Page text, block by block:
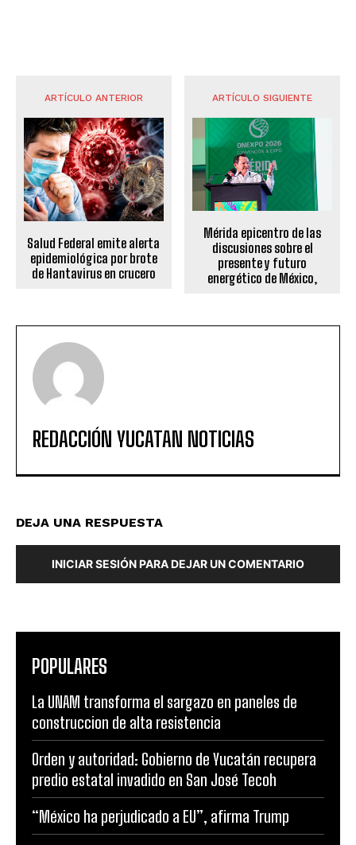
ARTÍCULO ANTERIOR
Salud Federal emite alerta
epidemiológica por brote
de Hantavirus en crucero
ARTÍCULO SIGUIENTE
Mérida epicentro de las
discusiones sobre el
presente y futuro
energético de México,
REDACCIÓN YUCATAN NOTICIAS
DEJA UNA RESPUESTA
INICIAR SESIÓN PARA DEJAR UN COMENTARIO
POPULARES
La UNAM transforma el sargazo en paneles de
construccion de alta resistencia
Orden y autoridad: Gobierno de Yucatán recupera
predio estatal invadido en San José Tecoh
“México ha perjudicado a EU”, afirma Trump